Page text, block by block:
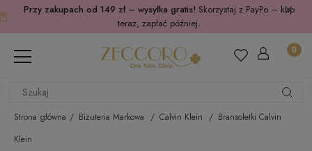
Przy zakupach od 149 zł – wysyłka gratis! Skorzystaj z PayPo – kup
teraz, zapłać później.
Strona główna Biżuteria Markowa Calvin Klein
Bransoletki Calvin
Klein